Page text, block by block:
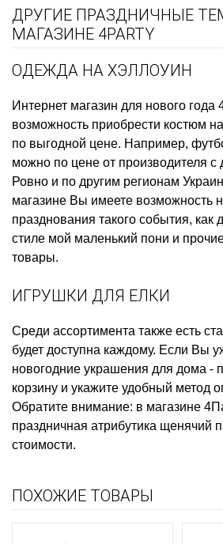
ДРУГИЕ ПРАЗДНИЧНЫЕ
МАГАЗИНЕ 4PARTY
ОДЕЖДА НА ХЭЛЛОУИН
Интернет магазин для нового года
возможность приобрести костюм
по выгодной цене. Например,
можно по цене от производителя с
Ровно и по другим регионам
магазине Вы имеете возможность
празднования такого события, как
стиле мой маленький пони и
товары.
ИГРУШКИ ДЛЯ ЕЛКИ
Среди ассортимента также есть
будет доступна каждому. Если Вы
новогодние украшения для дома -
корзину и укажите удобный метод
Обратите внимание: в магазине
праздничная атрибутика щенячий
стоимости.
ПОХОЖИЕ ТОВАРЫ